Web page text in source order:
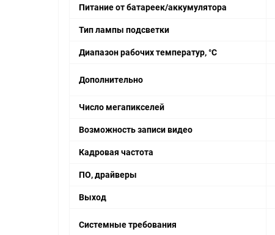
Питание от батареек/аккумулятора
Тип лампы подсветки
Диапазон рабочих температур, °С
Дополнительно
Число мегапикселей
Возможность записи видео
Кадровая частота
ПО, драйверы
Выход
Системные требования